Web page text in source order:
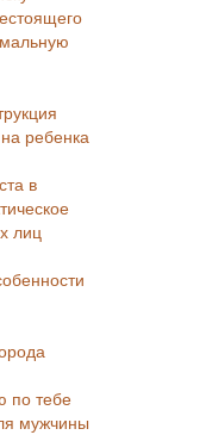
ребенка
в
лиц
по тебе
мужчины